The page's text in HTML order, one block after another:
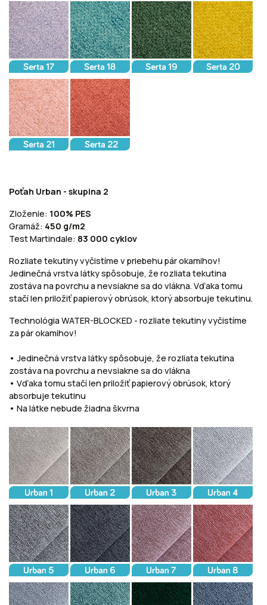
Poťah Urban - skupina 2
Zloženie: 100% PES
Gramáž: 450 g/m2
Test Martindale: 83 000 cyklov
Rozliate tekutiny vyčistíme v priebehu pár okamihov!
Jedinečná vrstva látky spôsobuje, že rozliata tekutina
zostáva na povrchu a nevsiakne sa do vlákna. Vďaka tomu
stačí len priložiť papierový obrúsok, ktorý absorbuje tekutinu.
Technológia WATER-BLOCKED - rozliate tekutiny vyčistíme
za pár okamihov!
• Jedinečná vrstva látky spôsobuje, že rozliata tekutina
zostáva na povrchu a nevsiakne sa do vlákna
• Vďaka tomu stačí len priložiť papierový obrúsok, ktorý
absorbuje tekutinu
• Na látke nebude žiadna škvrna